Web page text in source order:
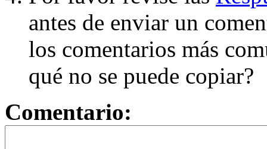
antes de enviar un
los comentarios más
qué no se puede copiar?
Comentario: